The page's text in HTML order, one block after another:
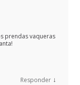
prendas vaqueras
Responder ↓